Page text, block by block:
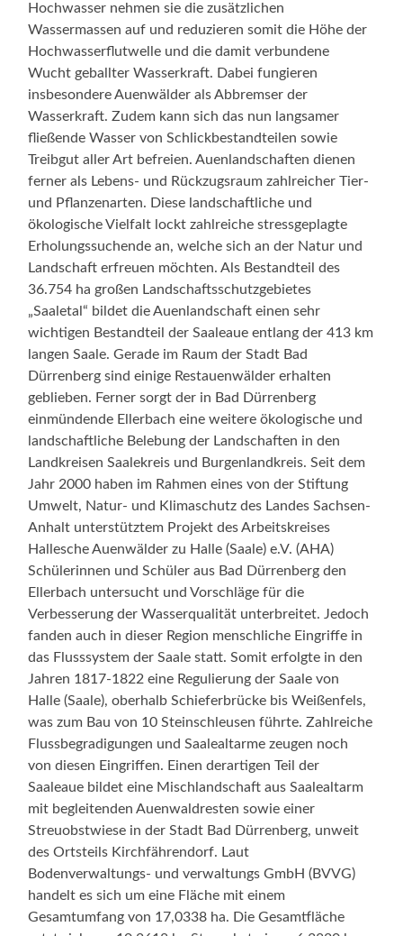
Hochwasser nehmen sie die zusätzlichen
Wassermassen auf und reduzieren somit die Höhe der
Hochwasserflutwelle und die damit verbundene
Wucht geballter Wasserkraft. Dabei fungieren
insbesondere Auenwälder als Abbremser der
Wasserkraft. Zudem kann sich das nun langsamer
fließende Wasser von Schlickbestandteilen sowie
Treibgut aller Art befreien. Auenlandschaften dienen
ferner als Lebens- und Rückzugsraum zahlreicher Tier-
und Pflanzenarten. Diese landschaftliche und
ökologische Vielfalt lockt zahlreiche stressgeplagte
Erholungssuchende an, welche sich an der Natur und
Landschaft erfreuen möchten. Als Bestandteil des
36.754 ha großen Landschaftsschutzgebietes
„Saaletal“ bildet die Auenlandschaft einen sehr
wichtigen Bestandteil der Saaleaue entlang der 413 km
langen Saale. Gerade im Raum der Stadt Bad
Dürrenberg sind einige Restauenwälder erhalten
geblieben. Ferner sorgt der in Bad Dürrenberg
einmündende Ellerbach eine weitere ökologische und
landschaftliche Belebung der Landschaften in den
Landkreisen Saalekreis und Burgenlandkreis. Seit dem
Jahr 2000 haben im Rahmen eines von der Stiftung
Umwelt, Natur- und Klimaschutz des Landes Sachsen-
Anhalt unterstütztem Projekt des Arbeitskreises
Hallesche Auenwälder zu Halle (Saale) e.V. (AHA)
Schülerinnen und Schüler aus Bad Dürrenberg den
Ellerbach untersucht und Vorschläge für die
Verbesserung der Wasserqualität unterbreitet. Jedoch
fanden auch in dieser Region menschliche Eingriffe in
das Flusssystem der Saale statt. Somit erfolgte in den
Jahren 1817-1822 eine Regulierung der Saale von
Halle (Saale), oberhalb Schieferbrücke bis Weißenfels,
was zum Bau von 10 Steinschleusen führte. Zahlreiche
Flussbegradigungen und Saalealtarme zeugen noch
von diesen Eingriffen. Einen derartigen Teil der
Saaleaue bildet eine Mischlandschaft aus Saalealtarm
mit begleitenden Auenwaldresten sowie einer
Streuobstwiese in der Stadt Bad Dürrenberg, unweit
des Ortsteils Kirchfährendorf. Laut
Bodenverwaltungs- und verwaltungs GmbH (BVVG)
handelt es sich um eine Fläche mit einem
Gesamtumfang von 17,0338 ha. Die Gesamtfläche